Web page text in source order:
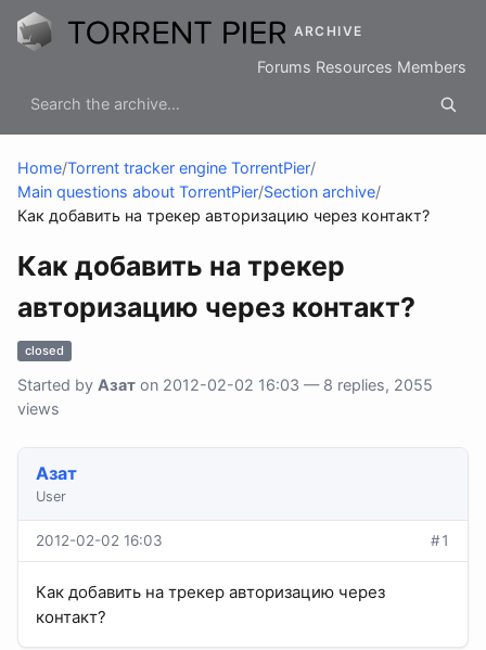
ARCHIVE
Forums Resources Members
Home/Torrent tracker engine TorrentPier/
Main questions about TorrentPier/Section archive/
Как добавить на трекер авторизацию через контакт?
Как добавить на трекер
авторизацию через контакт?
closed
Started by Азат on 2012-02-02 16:03 — 8 replies, 2055
views
Азат
User
2012-02-02 16:03 #1
Как добавить на трекер авторизацию через
контакт?